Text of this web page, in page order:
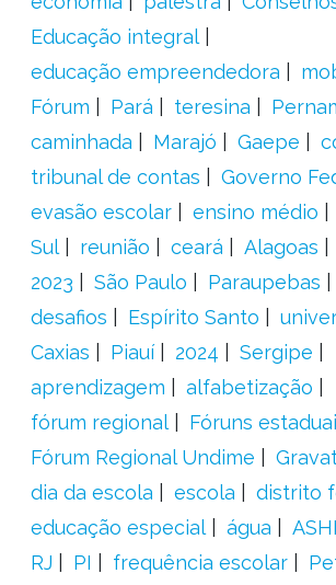
Educação integral
educação empreendedora
Fórum
Pará teresina
caminhada
Marajó Gaepe
tribunal de contas
Governo
evasão escolar
ensino médio
Sul
reunião ceará Alagoas
2023
São Paulo Paraupebas
desafios
Espírito Santo
Caxias
Piauí 2024
Sergipe
aprendizagem
alfabetização
fórum regional
Fóruns
Fórum Regional Undime
dia da escola
escola
distrito
educação especial
água ASHI
RJ
PI frequência escolar